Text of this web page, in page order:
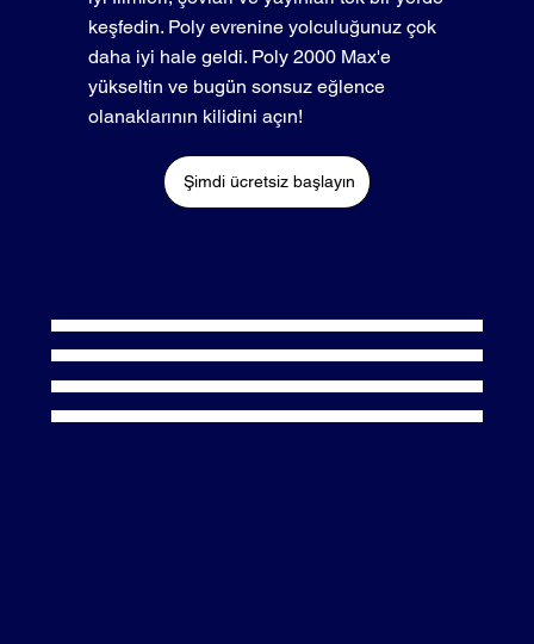
keşfedin. Poly evrenine yolculuğunuz çok
daha iyi hale geldi. Poly 2000 Max'e
yükseltin ve bugün sonsuz eğlence
olanaklarının kilidini açın!
Şimdi ücretsiz başlayın